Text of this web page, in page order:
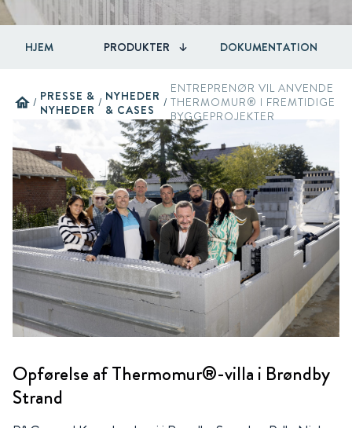
HJEM PRODUKTER DOKUMENTATION
home / PRESSE &
NYHEDER / NYHEDER
& CASES
/
ENTREPRENØR VIL ANVENDE
THERMOMUR® I FREMTIDIGE
BYGGEPROJEKTER
Opførelse af Thermomur®-villa i Brøndby
Strand